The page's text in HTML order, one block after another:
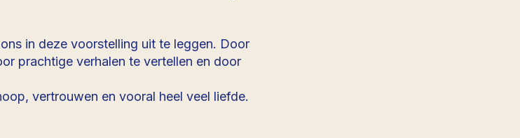
in deze voorstelling uit te leggen. Door
prachtige verhalen te vertellen en door
vertrouwen en vooral heel veel liefde.